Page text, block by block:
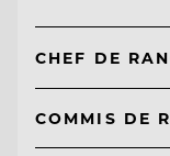
CHEF DE
COMMIS DE